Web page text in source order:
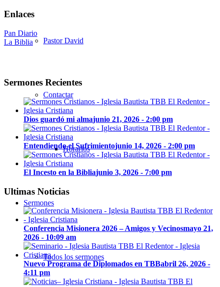
Pastor David
Contactar
Horarios
Sermones
Todos los sermones
Enlaces
Pan Diario
La Biblia
Sermones Recientes
Dios guardó mi almajunio 21, 2026 - 2:00 pm
Entendiendo el Sufrimientojunio 14, 2026 - 2:00 pm
El Incesto en la Bibliajunio 3, 2026 - 7:00 pm
Ultimas Noticias
Conferencia Misionera 2026 – Amigos y Vecinosmayo 21,
2026 - 10:09 am
Nuevo Programa de Diplomados en TBBabril 26, 2026 -
4:11 pm